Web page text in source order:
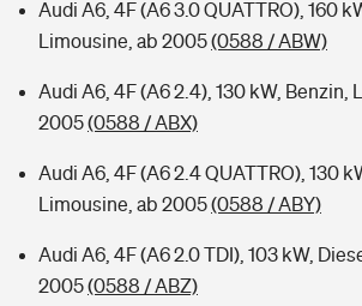
Audi A6, 4F (A6 3.0 QUATTRO), 160
Limousine, ab 2005(0588 / ABW)
Audi A6, 4F (A6 2.4), 130 kW, Benzin,
2005(0588 / ABX)
Audi A6, 4F (A6 2.4 QUATTRO), 130
Limousine, ab 2005(0588 / ABY)
Audi A6, 4F (A6 2.0 TDI), 103 kW,
2005(0588 / ABZ)